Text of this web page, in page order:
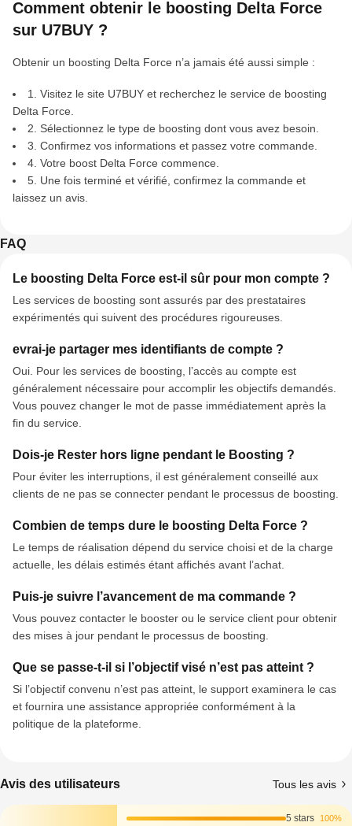
Comment obtenir le boosting Delta Force
sur U7BUY ?
Obtenir un boosting Delta Force n’a jamais été aussi simple :
1. Visitez le site U7BUY et recherchez le service de boosting
Delta Force.
2. Sélectionnez le type de boosting dont vous avez besoin.
3. Confirmez vos informations et passez votre commande.
4. Votre boost Delta Force commence.
5. Une fois terminé et vérifié, confirmez la commande et
laissez un avis.
FAQ
Le boosting Delta Force est‑il sûr pour mon compte ?
Les services de boosting sont assurés par des prestataires
expérimentés qui suivent des procédures rigoureuses.
evrai‑je partager mes identifiants de compte ?
Oui. Pour les services de boosting, l’accès au compte est
généralement nécessaire pour accomplir les objectifs demandés.
Vous pouvez changer le mot de passe immédiatement après la
fin du service.
Dois‑je Rester hors ligne pendant le Boosting ?
Pour éviter les interruptions, il est généralement conseillé aux
clients de ne pas se connecter pendant le processus de boosting.
Combien de temps dure le boosting Delta Force ?
Le temps de réalisation dépend du service choisi et de la charge
actuelle, les délais estimés étant affichés avant l’achat.
Puis‑je suivre l’avancement de ma commande ?
Vous pouvez contacter le booster ou le service client pour obtenir
des mises à jour pendant le processus de boosting.
Que se passe-t-il si l’objectif visé n’est pas atteint ?
Si l’objectif convenu n’est pas atteint, le support examinera le cas
et fournira une assistance appropriée conformément à la
politique de la plateforme.
Avis des utilisateurs Tous les avis
5 stars 100%